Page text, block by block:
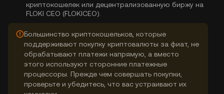
криптокошелек или децентрализованную биржу на
FLOKI CEO (FLOKICEO).
Большинство криптокошельков, которые
поддерживают покупку криптовалюты за фиат, не
обрабатывают платежи напрямую, а вместо
этого используют сторонние платежные
процессоры. Прежде чем совершать покупки,
проверьте и убедитесь, что вас устраивают их